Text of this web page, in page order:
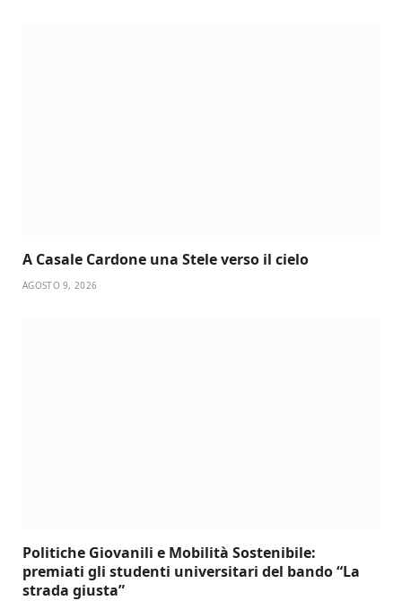
A Casale Cardone una Stele verso il cielo
AGOSTO 9, 2026
Politiche Giovanili e Mobilità Sostenibile:
premiati gli studenti universitari del bando “La
strada giusta”